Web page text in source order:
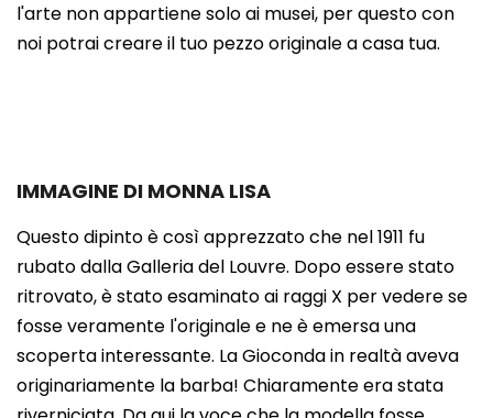
l'arte non appartiene solo ai musei, per questo con
noi potrai creare il tuo pezzo originale a casa tua.
IMMAGINE DI MONNA LISA
Questo dipinto è così apprezzato che nel 1911 fu
rubato dalla Galleria del Louvre. Dopo essere stato
ritrovato, è stato esaminato ai raggi X per vedere se
fosse veramente l'originale e ne è emersa una
scoperta interessante. La Gioconda in realtà aveva
originariamente la barba! Chiaramente era stata